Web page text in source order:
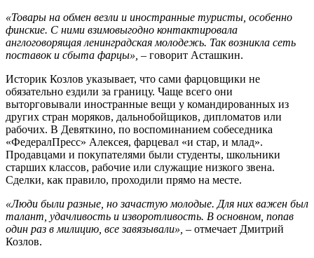
«Товары на обмен везли и иностранные туристы, особенно
финские. С ними взимовыгодно контактировала
англоговорящая ленинградская молодежь. Так возникла сеть
поставок и сбыта фарцы», – говорит Асташкин.
Историк Козлов указывает, что сами фарцовщики не
обязательно ездили за границу. Чаще всего они
выторговывали иностранные вещи у командированных из
других стран моряков, дальнобойщиков, дипломатов или
рабочих. В Девяткино, по воспоминанием собеседника
«ФедералПресс» Алексея, фарцевал «и стар, и млад».
Продавцами и покупателями были студенты, школьники
старших классов, рабочие или служащие низкого звена.
Сделки, как правило, проходили прямо на месте.
«Люди были разные, но зачастую молодые. Для них важен был
талант, удачливость и изворотливость. В основном, попав
один раз в милицию, все завязывали», – отмечает Дмитрий
Козлов.